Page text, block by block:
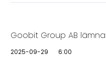
Goobit Group AB
2025-09-29 6:00